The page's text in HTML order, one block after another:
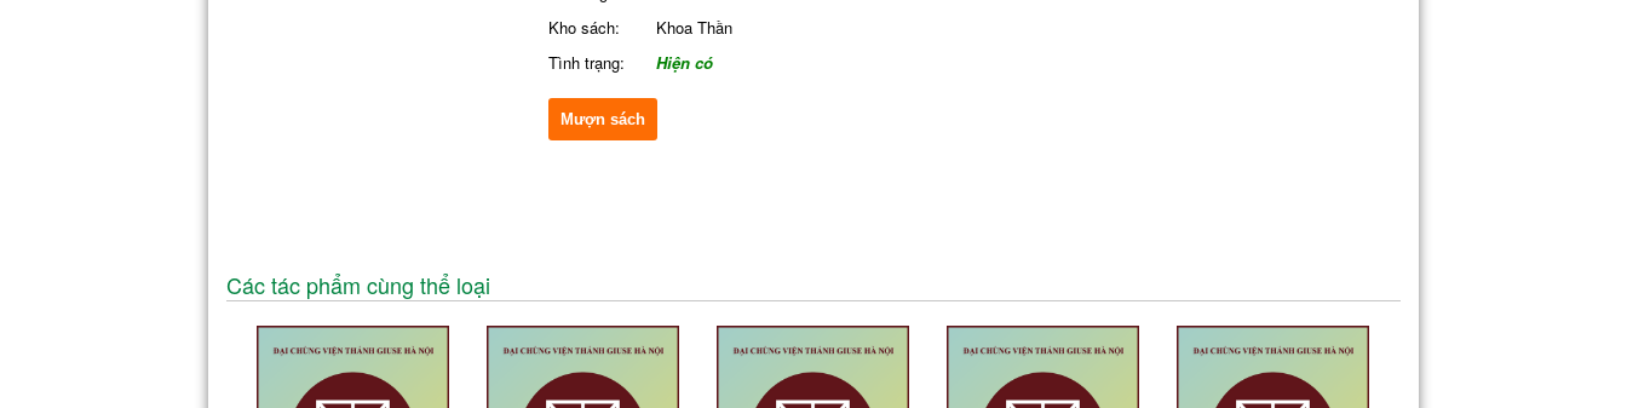
Kho sách:
Khoa Thần
Tình trạng:
Hiện có
Mượn sách
Các tác phẩm cùng thể loại